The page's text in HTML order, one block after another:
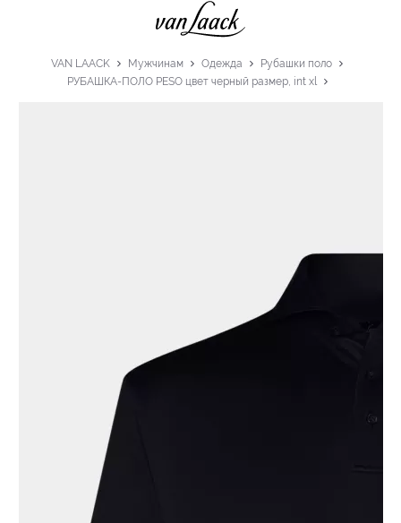
VAN LAACK Мужчинам Одежда
Рубашки поло
РУБАШКА-ПОЛО PESO цвет черный размер, int xl